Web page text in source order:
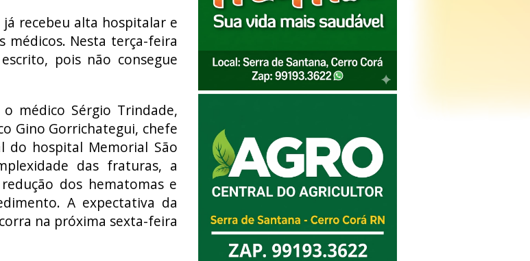
já recebeu alta hospitalar e
médicos. Nesta terça-feira
pois não consegue
o médico Sérgio Trindade,
Gino Gorrichategui, chefe
do hospital Memorial São
das fraturas, a
dos hematomas e
A expectativa da
na próxima sexta-feira